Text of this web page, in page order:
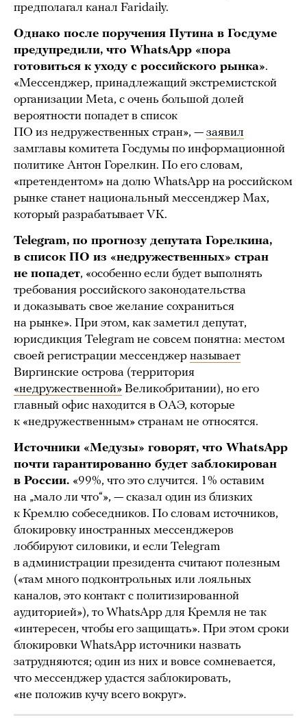
предполагал канал Faridaily.
Однако после поручения Путина в Госдуме
предупредили, что WhatsApp «пора
готовиться к уходу с российского рынка».
«Мессенджер, принадлежащий экстремистской
организации Meta, с очень большой долей
вероятности попадет в список
ПО из недружественных стран», — заявил
замглавы комитета Госдумы по информационной
политике Антон Горелкин. По его словам,
«претендентом» на долю WhatsApp на российском
рынке станет национальный мессенджер Max,
который разрабатывает VK.
Telegram, по прогнозу депутата Горелкина,
в список ПО из «недружественных» стран
не попадет, «особенно если будет выполнять
требования российского законодательства
и доказывать свое желание сохраниться
на рынке». При этом, как заметил депутат,
юрисдикция Telegram не совсем понятна: местом
своей регистрации мессенджер называет
Виргинские острова (территория
«недружественной» Великобритании), но его
главный офис находится в ОАЭ, которые
к «недружественным» странам не относятся.
Источники «Медузы» говорят, что WhatsApp
почти гарантированно будет заблокирован
в России. «99%, что это случится. 1% оставим
на „мало ли что“», — сказал один из близких
к Кремлю собеседников. По словам источников,
блокировку иностранных мессенджеров
лоббируют силовики, и если Telegram
в администрации президента считают полезным
(«там много подконтрольных или лояльных
каналов, это контакт с политизированной
аудиторией»), то WhatsApp для Кремля не так
«интересен, чтобы его защищать». При этом сроки
блокировки WhatsApp источники назвать
затрудняются; один из них и вовсе сомневается,
что мессенджер удастся заблокировать,
«не положив кучу всего вокруг».